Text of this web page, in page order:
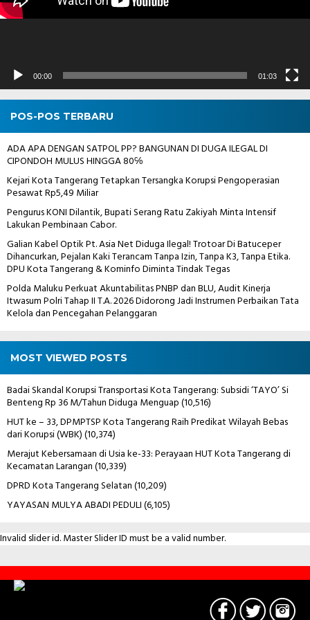
00:00 01:03
POS-POS TERBARU
ADA APA DENGAN SATPOL PP? BANGUNAN DI DUGA ILEGAL DI
CIPONDOH MULUS HINGGA 80℅
Kejari Kota Tangerang Tetapkan Tersangka Korupsi Pengoperasian
Pesawat Rp5,49 Miliar
Pengurus KONI Dilantik, Bupati Serang Ratu Zakiyah Minta Intensif
Lakukan Pembinaan Cabor.
Galian Kabel Optik Pt. Asia Net Diduga Ilegal! Trotoar Di Batuceper
Dihancurkan, Pejalan Kaki Terancam Tanpa Izin, Tanpa K3, Tanpa Etika.
DPU Kota Tangerang & Kominfo Diminta Tindak Tegas
Polda Maluku Perkuat Akuntabilitas PNBP dan BLU, Audit Kinerja
Itwasum Polri Tahap II T.A. 2026 Didorong Jadi Instrumen Perbaikan Tata
Kelola dan Pencegahan Pelanggaran
MOST VIEWED POSTS
Badai Skandal Korupsi Transportasi Kota Tangerang: Subsidi ‘TAYO’ Si
Benteng Rp 36 M/Tahun Diduga Menguap(10,516)
HUT ke – 33, DPMPTSP Kota Tangerang Raih Predikat Wilayah Bebas
dari Korupsi (WBK)(10,374)
Merajut Kebersamaan di Usia ke-33: Perayaan HUT Kota Tangerang di
Kecamatan Larangan(10,339)
DPRD Kota Tangerang Selatan(10,209)
YAYASAN MULYA ABADI PEDULI(6,105)
Invalid slider id. Master Slider ID must be a valid number.
Contact
Us